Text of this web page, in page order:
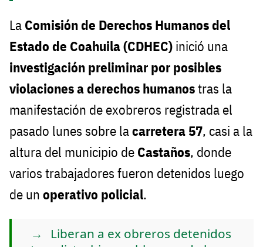
La Comisión de Derechos Humanos del
Estado de Coahuila (CDHEC) inició una
investigación preliminar por posibles
violaciones a derechos humanostras la
manifestación de exobreros registrada el
pasado lunes sobre lacarretera 57, casi a la
altura del municipio de Castaños, donde
varios trabajadores fueron detenidos luego
de un operativo policial.
Liberan a ex obreros detenidos